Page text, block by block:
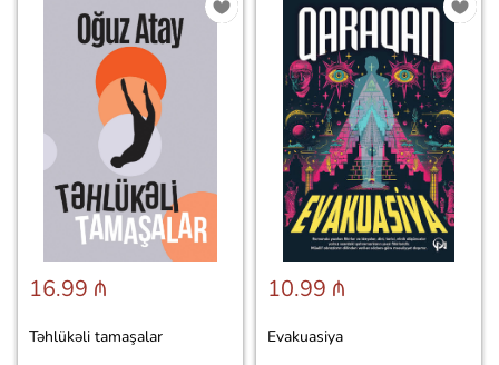
16.99 ₼
Təhlükəli tamaşalar
10.99 ₼
Evakuasiya